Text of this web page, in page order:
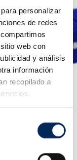
personalizar
de redes
web con
y análisis
información
recopilado a